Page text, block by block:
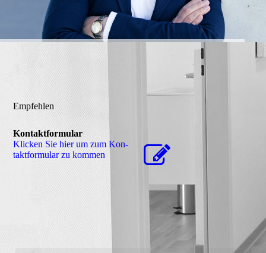
Empfehlen
Kontaktformular
Klicken Sie hier um zum Kon­
takt­for­mu­lar zu kommen